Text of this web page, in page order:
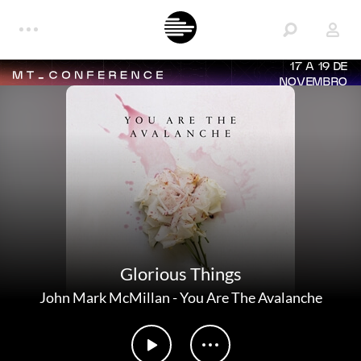
17 A 19 DE
NOVEMBRO
Glorious Things
John Mark McMillan-You Are The Avalanche